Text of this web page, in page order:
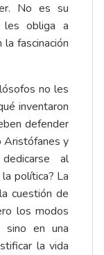
No es su
les obliga a
fascinación
no les
inventaron
defender
Aristófanes y
al
política? La
cuestión de
los modos
en una
la vida